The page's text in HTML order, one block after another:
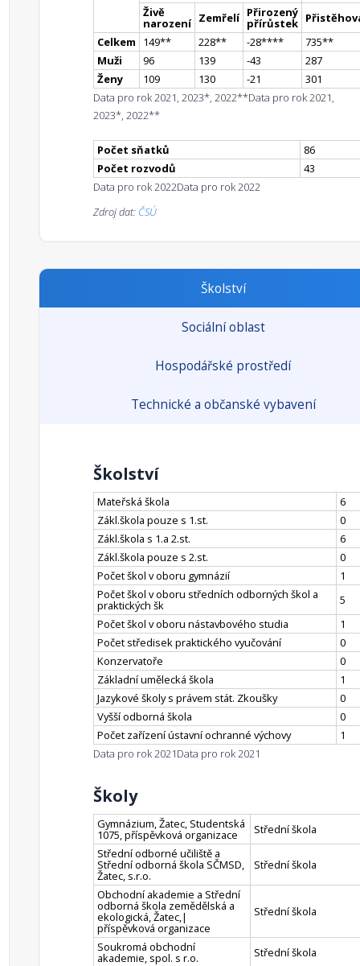
Živě
narození Zemřelí Přirozený
přírůstek
Celkem
149** 228** -28**** 735**
Muži
96 139 -43
287
Ženy
109 130 -21
301
Data pro rok 2021, 2023*, 2022**Data pro rok 2021,
2023*, 2022**
Počet sňatků
86
Počet rozvodů
43
Data pro rok 2022Data pro rok 2022
Zdroj dat: ČSÚ
Školství
Sociální oblast
Hospodářské prostředí
Technické a občanské vybavení
Školství
Mateřská škola
6
Zákl.škola pouze s 1.st.
0
Zákl.škola s 1.a 2.st.
6
Zákl.škola pouze s 2.st.
0
Počet škol v oboru gymnázií
1
Počet škol v oboru středních odborných škol a
praktických šk
5
Počet škol v oboru nástavbového studia
1
Počet středisek praktického vyučování
0
Konzervatoře
0
Základní umělecká škola
1
Jazykové školy s právem stát. Zkoušky
0
Vyšší odborná škola
0
Počet zařízení ústavní ochranné výchovy
1
Data pro rok 2021Data pro rok 2021
Školy
Gymnázium, Žatec, Studentská
1075, příspěvková organizace
Střední škola
Střední odborné učiliště a
Střední odborná škola SČMSD,
Žatec, s.r.o.
Střední škola
Obchodní akademie a Střední
odborná škola zemědělská a
ekologická, Žatec,|
příspěvková organizace
Střední škola
Soukromá obchodní
akademie, spol. s r.o.
Střední škola